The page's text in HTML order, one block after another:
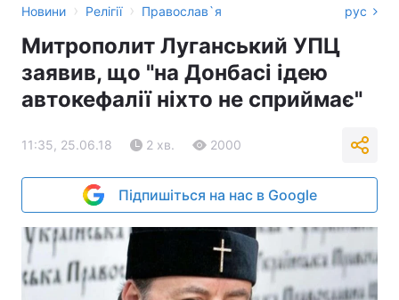
Новини › Релігії › Православ`я рус
Митрополит Луганський УПЦ
заявив, що "на Донбасі ідею
автокефалії ніхто не сприймає"
11:35, 25.06.18 2 хв. 2000
Підпишіться на нас в Google